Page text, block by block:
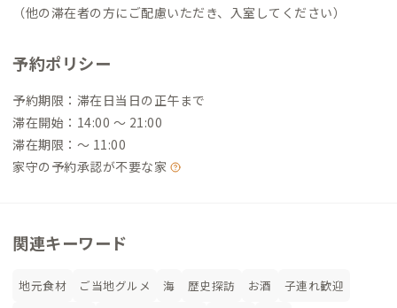
宜しくお願い致します！
（他の滞在者の方にご配慮いただき、入室してください）
予約ポリシー
予約期限：滞在日当日の正午まで
滞在開始：14:00 〜 21:00
滞在期限：〜 11:00
家守の予約承認が不要な家
関連キーワード
地元食材 ご当地グルメ 海 歴史探訪 お酒
子連れ歓迎